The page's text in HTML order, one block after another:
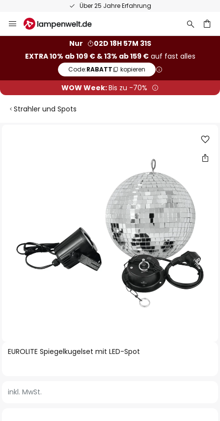
Über 25 Jahre Erfahrung
Inhalt
Nur
02D 18H 57M 30S
EXTRA 10% ab 109 € & 13% ab 159 €auf fast alles
Code:RABATT kopieren
WOW Week:Bis zu -70%
Strahler und Spots
Zum
springen
EUROLITE Spiegelkugelset mit LED-Spot
inkl. MwSt.